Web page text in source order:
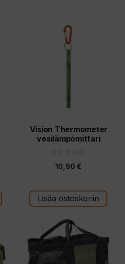
Vision Thermometer
vesilämpömittari
ä
10,90 €
Lisää ostoskoriin